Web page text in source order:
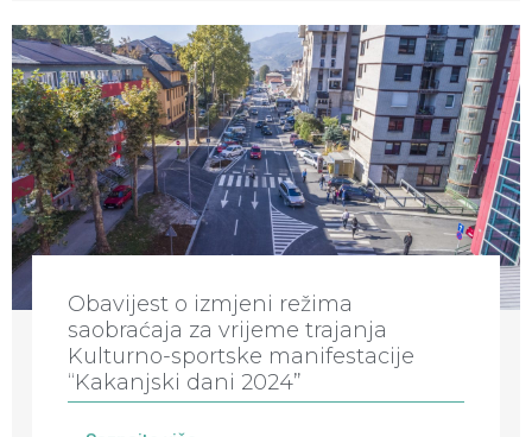
Obavijest o izmjeni režima
saobraćaja za vrijeme trajanja
Kulturno-sportske manifestacije
“Kakanjski dani 2024”